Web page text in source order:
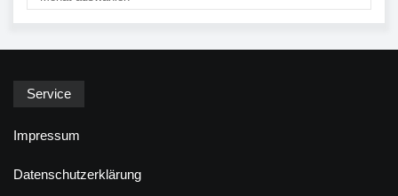
Service
Impressum
Datenschutzerklärung